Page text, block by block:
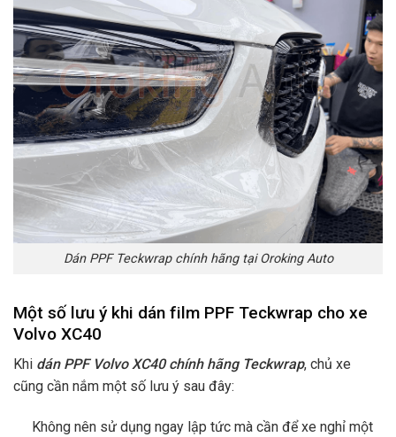
Dán PPF Teckwrap chính hãng tại Oroking Auto
Một số lưu ý khi dán film PPF Teckwrap cho xe
Volvo XC40
Khi dán PPF Volvo XC40 chính hãng Teckwrap, chủ xe
cũng cần nắm một số lưu ý sau đây:
Không nên sử dụng ngay lập tức mà cần để xe nghỉ một